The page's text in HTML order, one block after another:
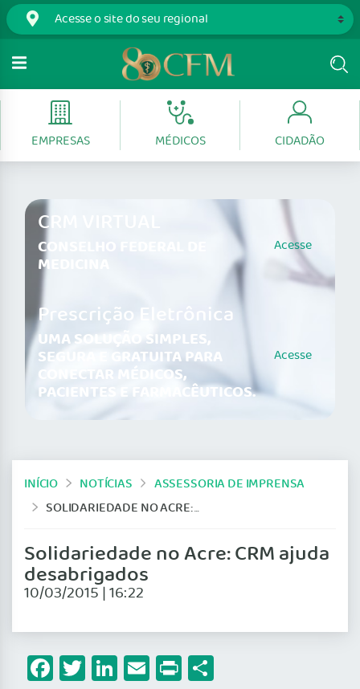
EMPRESAS MÉDICOS CIDADÃO
CRM VIRTUAL
CONSELHO FEDERAL DE
MEDICINA
Acesse
Prescrição Eletrônica
UMA SOLUÇÃO SIMPLES,
SEGURA E GRATUITA PARA
CONECTAR MÉDICOS,
PACIENTES E FARMACÊUTICOS.
Acesse
INÍCIO NOTÍCIAS
ASSESSORIA DE IMPRENSA
SOLIDARIEDADE NO ACRE: CRM AJUDA DESABRIGADOS
Solidariedade no Acre: CRM ajuda
desabrigados
10/03/2015 | 16:22
Facebook
Twitter
LinkedIn
Email
Print